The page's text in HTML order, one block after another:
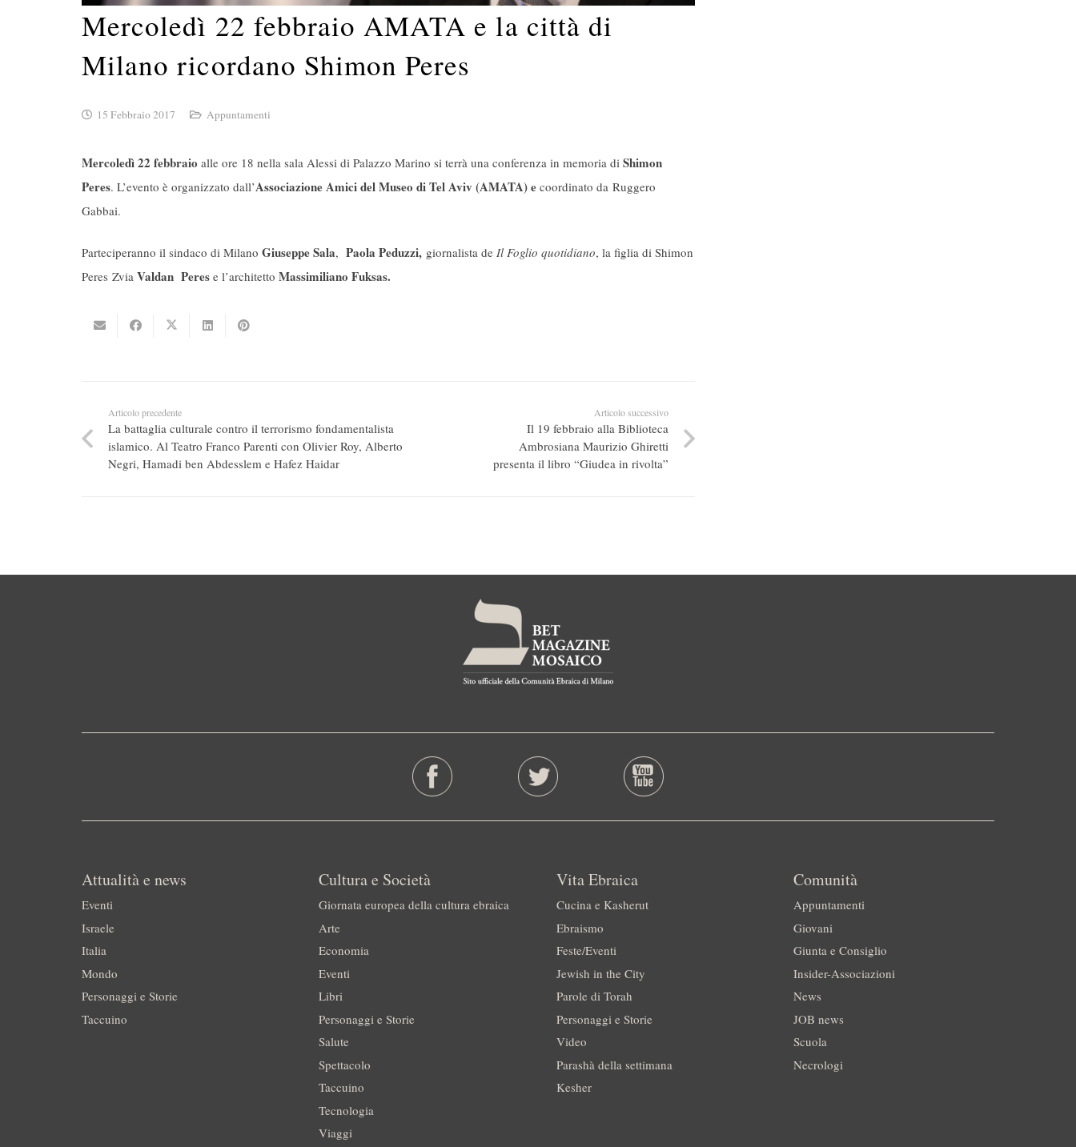
Mercoledì 22 febbraio AMATA e la città di
Milano ricordano Shimon Peres
15 Febbraio 2017 Appuntamenti
Mercoledì 22 febbraio alle ore 18 nella sala Alessi di Palazzo Marino si terrà una conferenza in memoria di Shimon
Peres. L’evento è organizzato dall’Associazione Amici del Museo di Tel Aviv (AMATA) e coordinato da Ruggero
Gabbai.
Parteciperanno il sindaco di Milano Giuseppe Sala, Paola Peduzzi, giornalista de Il Foglio quotidiano, la figlia di Shimon
Peres Zvia Valdan Peres e l’architetto Massimiliano Fuksas.
Articolo precedente
La battaglia culturale contro il terrorismo fondamentalista
islamico. Al Teatro Franco Parenti con Olivier Roy, Alberto
Negri, Hamadi ben Abdesslem e Hafez Haidar
Articolo successivo
Il 19 febbraio alla Biblioteca
Ambrosiana Maurizio Ghiretti
presenta il libro “Giudea in rivolta”
Attualità e news
Eventi
Israele
Italia
Mondo
Personaggi e Storie
Taccuino
Cultura e Società
Giornata europea della cultura ebraica
Arte
Economia
Eventi
Libri
Personaggi e Storie
Salute
Spettacolo
Taccuino
Tecnologia
Viaggi
Vita Ebraica
Cucina e Kasherut
Ebraismo
Feste/Eventi
Jewish in the City
Parole di Torah
Personaggi e Storie
Video
Parashà della settimana
Kesher
Comunità
Appuntamenti
Giovani
Giunta e Consiglio
Insider-Associazioni
News
JOB news
Scuola
Necrologi